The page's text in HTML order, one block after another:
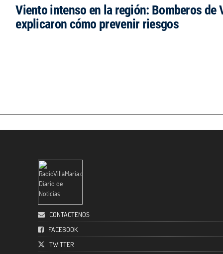
Viento intenso en la región: Bomberos de
explicaron cómo prevenir riesgos
CONTACTENOS
FACEBOOK
TWITTER